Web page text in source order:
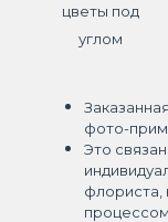
цветы под
углом
фото-
Это
флориста,